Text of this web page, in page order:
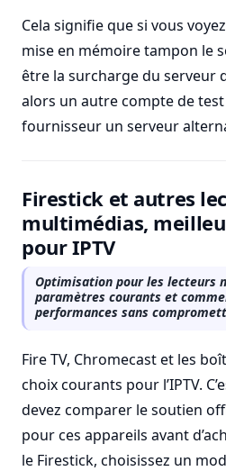
Cela signifie que si vous
mise en mémoire tampon le
être la surcharge du serveur
alors un autre compte de
fournisseur un serveur
Firestick et autres
multimédias,
pour IPTV
Optimisation pour les lecteurs
paramètres courants et
performances sans
Fire TV, Chromecast et les
choix courants pour l’IPTV.
devez comparer le soutien
pour ces appareils avant
le Firestick, choisissez un